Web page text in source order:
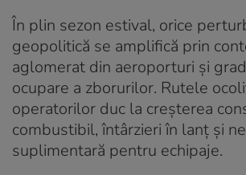
În plin sezon estival, orice
geopolitică se amplifică prin
aglomerat din aeroporturi și
ocupare a zborurilor. Rutele
operatorilor duc la creșterea
combustibil, întârzieri în lanț și
suplimentară pentru echipaje.